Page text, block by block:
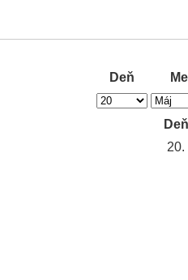
Deň
Deň
20.